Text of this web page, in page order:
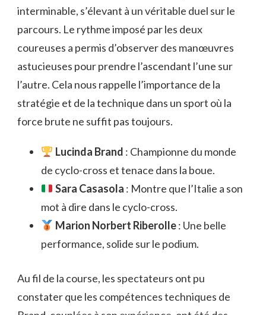
interminable, s’élevant à un véritable duel sur le
parcours. Le rythme imposé par les deux
coureuses a permis d’observer des manœuvres
astucieuses pour prendre l’ascendant l’une sur
l’autre. Cela nous rappelle l’importance de la
stratégie et de la technique dans un sport où la
force brute ne suffit pas toujours.
Lucinda Brand : Championne du monde
de cyclo-cross et tenace dans la boue.
Sara Casasola : Montre que l’Italie a son
mot à dire dans le cyclo-cross.
Marion Norbert Riberolle: Une belle
performance, solide sur le podium.
Au fil de la course, les spectateurs ont pu
constater que les compétences techniques de